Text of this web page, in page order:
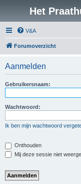
Het
V&A
Forumoverzicht
Aanmelden
Gebruikersnaam:
Wachtwoord:
Ik ben mijn wachtwoord
Onthouden
Mij deze sessie niet